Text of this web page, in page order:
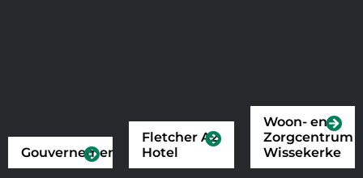
Gouvernement
Fletcher A2
Hotel
Woon- en
Zorgcentrum
Wissekerke